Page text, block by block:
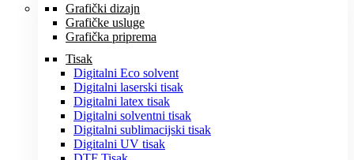
Grafički dizajn
Grafičke usluge
Grafička priprema
Tisak
Digitalni Eco solvent
Digitalni laserski tisak
Digitalni latex tisak
Digitalni solventni tisak
Digitalni sublimacijski tisak
Digitalni UV tisak